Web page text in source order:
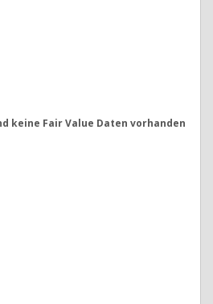
keine Fair Value Daten vorhanden